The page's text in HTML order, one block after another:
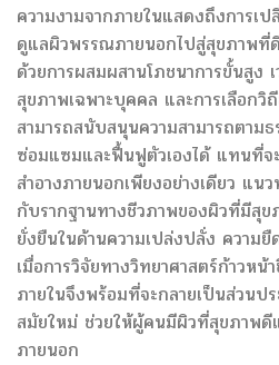
ความงามจากภายในแสดงถึงการเ
ดูแลผิวพรรณภายนอกไปสู่สุขภาพที่
ด้วยการผสมผสานโภชนาการขั้นสูง
สุขภาพเฉพาะบุคคล และการเลือก
สามารถสนับสนุนความสามารถตาม
ซ่อมแซมและฟื้นฟูตัวเองได้ แทนที่
สำอางภายนอกเพียงอย่างเดียว แน
กับรากฐานทางชีวภาพของผิวที่มีสุ
ยั่งยืนในด้านความเปล่งปลั่ง ความ
เมื่อการวิจัยทางวิทยาศาสตร์ก้าวหน้
ภายในจึงพร้อมที่จะกลายเป็นส่วน
สมัยใหม่ ช่วยให้ผู้คนมีผิวที่สุขภาพดี
ภายนอก